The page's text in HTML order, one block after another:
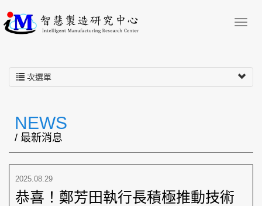
次選單
NEWS
/ 最新消息
2025.08.29
恭喜！鄭芳田執行長積極推動技術